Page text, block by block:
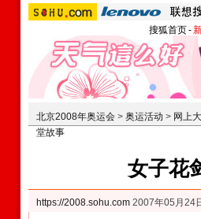
搜狐首页-
北京2008年奥运会 > 奥运活动 > 网上
堂故事
女子花
https://2008.sohu.com 2007年05月24